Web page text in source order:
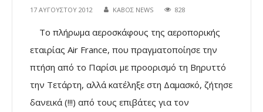
17 ΑΥΓΟΎΣΤΟΥ 2012 ΚΑΒΟΣ NEWS 828
Το πλήρωμα αεροσκάφους της αεροπορικής
εταιρίας Air France, που πραγματοποίησε την
πτήση από το Παρίσι με προορισμό τη Βηρυττό
την Τετάρτη, αλλά κατέληξε στη Δαμασκό, ζήτησε
δανεικά (!!!) από τους επιβάτες για τον